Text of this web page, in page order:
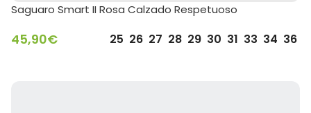
Saguaro Smart II Rosa Calzado Respetuoso
45,90€ 25 26 27 28 29 30 31 33 34 36